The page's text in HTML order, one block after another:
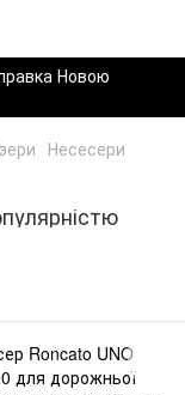
Новою
Несесери